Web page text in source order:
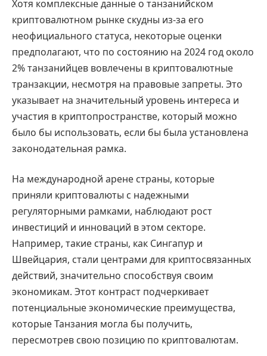
Хотя комплексные данные о танзанийском
криптовалютном рынке скудны из-за его
неофициального статуса, некоторые оценки
предполагают, что по состоянию на 2024 год около
2% танзанийцев вовлечены в криптовалютные
транзакции, несмотря на правовые запреты. Это
указывает на значительный уровень интереса и
участия в криптопространстве, который можно
было бы использовать, если бы была установлена
законодательная рамка.
На международной арене страны, которые
приняли криптовалюты с надежными
регуляторными рамками, наблюдают рост
инвестиций и инноваций в этом секторе.
Например, такие страны, как Сингапур и
Швейцария, стали центрами для криптосвязанных
действий, значительно способствуя своим
экономикам. Этот контраст подчеркивает
потенциальные экономические преимущества,
которые Танзания могла бы получить,
пересмотрев свою позицию по криптовалютам.